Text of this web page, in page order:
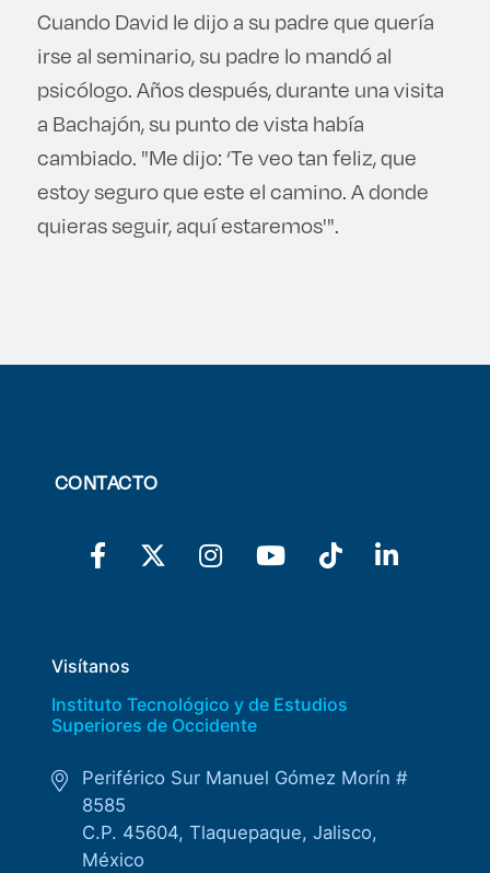
Cuando David le dijo a su padre que quería
irse al seminario, su padre lo mandó al
psicólogo. Años después, durante una visita
a Bachajón, su punto de vista había
cambiado. "Me dijo: ‘Te veo tan feliz, que
estoy seguro que este el camino. A donde
quieras seguir, aquí estaremos'".
CONTACTO
Visítanos
Instituto Tecnológico y de Estudios
Superiores de Occidente
Periférico Sur Manuel Gómez Morín #
8585
C.P. 45604, Tlaquepaque, Jalisco,
México